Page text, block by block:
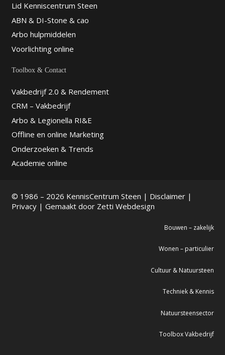
Lid Kenniscentrum Steen
ABN & DI-Stone & cao
Arbo hulpmiddelen
Voorlichting online
Toolbox & Contact
Vakbedrijf 2.0 & Rendement
CRM – Vakbedrijf
Arbo & Legionella RI&E
Offline en online Marketing
Onderzoeken & Trends
Academie online
© 1986 – 2026 KennisCentrum Steen | Disclaimer|
Privacy| Gemaakt door Zetti Webdesign
Bouwen – zakelijk
Wonen – particulier
Cultuur & Natuursteen
Techniek & Kennis
Natuursteensector
Toolbox Vakbedrijf